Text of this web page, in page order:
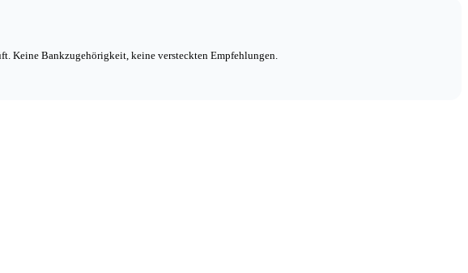
Keine Bankzugehörigkeit, keine versteckten Empfehlungen.